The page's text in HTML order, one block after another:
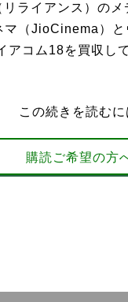
ライアンス）の
（JioCinema）
コム18を買収し
この続きを読むに
購読ご希望の方